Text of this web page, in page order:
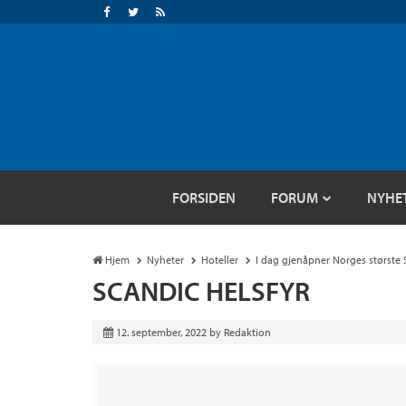
FORSIDEN FORUM
Hjem Nyheter Hoteller I dag gjenåpner Norges største
SCANDIC HELSFYR
12. september, 2022 by Redaktion